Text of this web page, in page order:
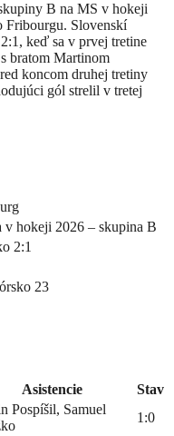
B na MS v hokeji
Fribourgu. Slovenskí
keď sa v prvej tretine
bratom Martinom
koncom druhej tretiny
gól strelil v tretej
v hokeji 2026 – skupina B
2:1
23
Asistencie
Stav
Pospíšil, Samuel
1:0